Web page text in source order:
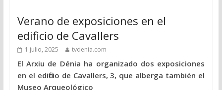
Verano de exposiciones en el
edificio de Cavallers
1 julio, 2025 tvdenia.com
El Arxiu de Dénia ha organizado dos exposiciones
en el edificio de Cavallers, 3, que alberga también el
Museo Arqueológico